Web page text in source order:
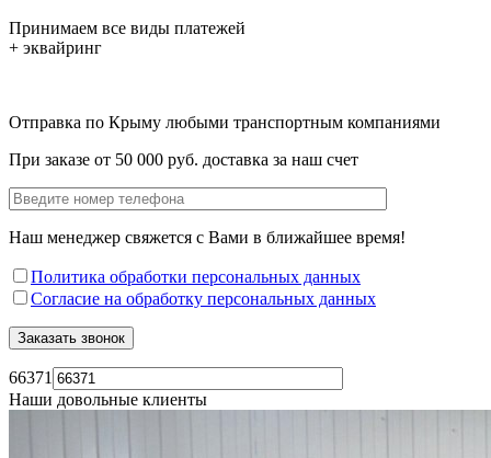
Принимаем все виды платежей
+ эквайринг
Отправка по Крыму любыми транспортным компаниями
При заказе от 50 000 руб. доставка за наш счет
Наш менеджер свяжется с Вами в ближайшее время!
Политика обработки персональных данных
Согласие на обработку персональных данных
66371
Наши довольные клиенты